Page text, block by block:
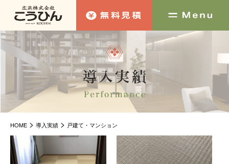
HOME > 導入実績 > 戸建て・マンション